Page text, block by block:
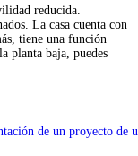
reducida.
La casa cuenta con
tiene una función
planta baja, puedes
de un proyecto de